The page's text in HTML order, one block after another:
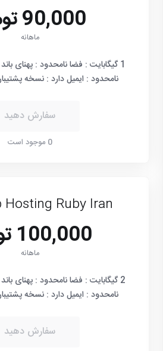
90,000 تومان
ماهانه
نامحدود : ایمیل دارد : نسخه
سفارش دهید
0 موجود است
Hosting Ruby Iran
100,000 تومان
ماهانه
نامحدود : ایمیل دارد : نسخه
سفارش دهید